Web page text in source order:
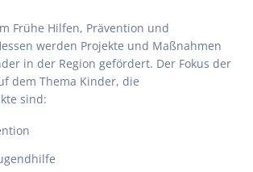
Frühe Hilfen, Prävention und
werden Projekte und Maßnahmen
in der Region gefördert. Der Fokus der
dem Thema Kinder, die
sind: